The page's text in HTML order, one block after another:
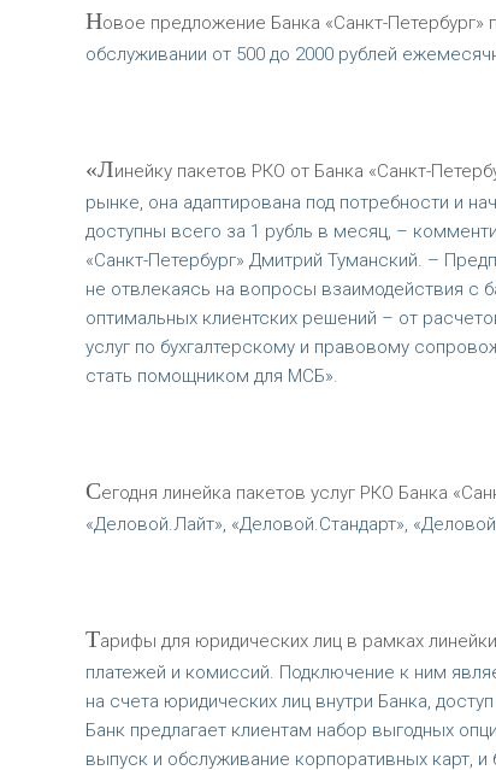
Новое предложение Банка «Санкт-
обслуживании от 500 до 2000 рублей
«Линейку пакетов РКО от Банка «Санкт-
рынке, она адаптирована под потребности и
доступны всего за 1 рубль в месяц, –
«Санкт-Петербург» Дмитрий Туманский. –
не отвлекаясь на вопросы взаимодействия с
оптимальных клиентских решений – от
услуг по бухгалтерскому и правовому
стать помощником для МСБ».
Сегодня линейка пакетов услуг РКО Банка
«Деловой.Лайт», «Деловой.Стандарт»,
Тарифы для юридических лиц в рамках
платежей и комиссий. Подключение к ним
на счета юридических лиц внутри Банка,
Банк предлагает клиентам набор выгодных
выпуск и обслуживание корпоративных карт,